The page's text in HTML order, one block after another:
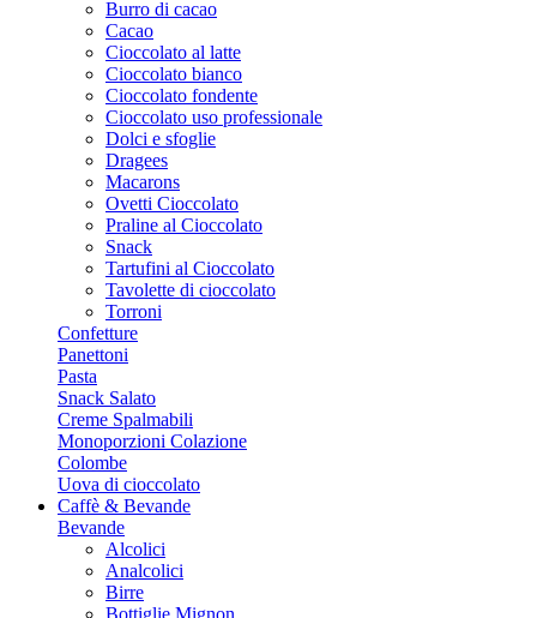
Burro di cacao
Cacao
Cioccolato al latte
Cioccolato bianco
Cioccolato fondente
Cioccolato uso professionale
Dolci e sfoglie
Dragees
Macarons
Ovetti Cioccolato
Praline al Cioccolato
Snack
Tartufini al Cioccolato
Tavolette di cioccolato
Torroni
Confetture
Panettoni
Pasta
Snack Salato
Creme Spalmabili
Monoporzioni Colazione
Colombe
Uova di cioccolato
Caffè & Bevande
Bevande
Alcolici
Analcolici
Birre
Bottiglie Mignon